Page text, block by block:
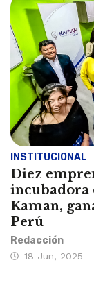
INSTITUCIONAL
Diez
incubadora
Kaman,
Perú
Redacción
18 Jun, 2025